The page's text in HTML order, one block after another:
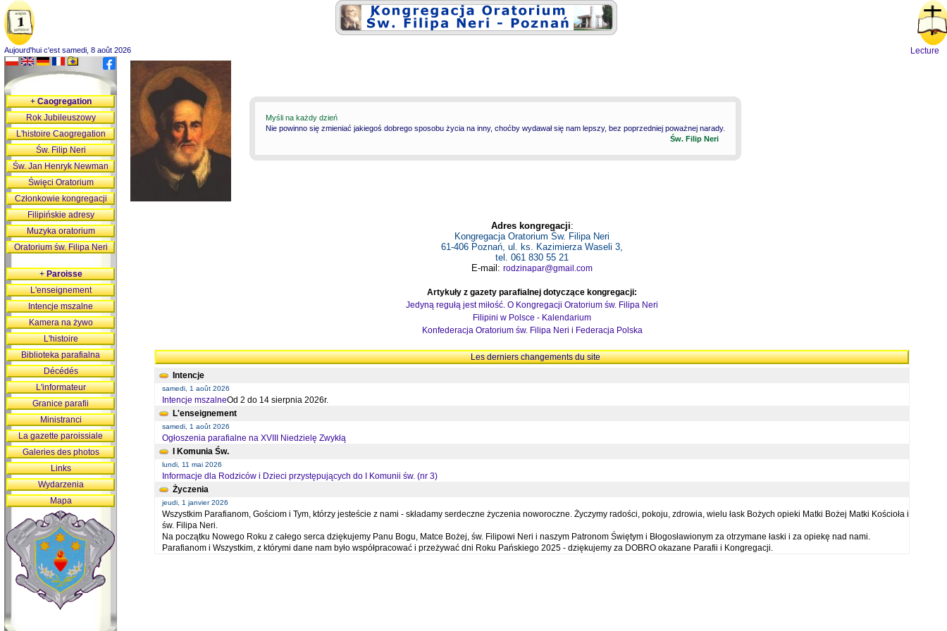
Aujourd'hui c'est samedi, 8 août 2026 Lecture
Myśli na każdy dzień
Nie powinno się zmieniać jakiegoś dobrego sposobu życia na inny, choćby wydawał się nam lepszy, bez poprzedniej poważnej narady.
Św. Filip Neri
Adres kongregacji:
Kongregacja Oratorium Św. Filipa Neri
61-406 Poznań, ul. ks. Kazimierza Waseli 3,
tel. 061 830 55 21
E-mail: rodzinapar@gmail.com
Artykuły z gazety parafialnej dotyczące kongregacji:
Jedyną regułą jest miłość. O Kongregacji Oratorium św. Filipa Neri
Filipini w Polsce - Kalendarium
Konfederacja Oratorium św. Filipa Neri i Federacja Polska
Les derniers changements du site
Intencje
samedi, 1 août 2026
Intencje mszalneOd 2 do 14 sierpnia 2026r.
L'enseignement
samedi, 1 août 2026
Ogłoszenia parafialne na XVIII Niedzielę Zwykłą
I Komunia Św.
lundi, 11 mai 2026
Informacje dla Rodziców i Dzieci przystępujących do I Komunii św. (nr 3)
Życzenia
jeudi, 1 janvier 2026
Wszystkim Parafianom, Gościom i Tym, którzy jesteście z nami - składamy serdeczne życzenia noworoczne. Życzymy radości, pokoju, zdrowia, wielu łask Bożych opieki Matki Bożej Matki Kościoła i
św. Filipa Neri.
Na początku Nowego Roku z całego serca dziękujemy Panu Bogu, Matce Bożej, św. Filipowi Neri i naszym Patronom Świętym i Błogosławionym za otrzymane łaski i za opiekę nad nami.
Parafianom i Wszystkim, z którymi dane nam było współpracować i przeżywać dni Roku Pańskiego 2025 - dziękujemy za DOBRO okazane Parafii i Kongregacji.
+Caogregation
Rok Jubileuszowy
L'histoire Caogregation
Św. Filip Neri
Św. Jan Henryk Newman
Święci Oratorium
Członkowie kongregacji
Filipińskie adresy
Muzyka oratorium
Oratorium św. Filipa Neri
+Paroisse
L'enseignement
Intencje mszalne
Kamera na żywo
L'histoire
Biblioteka parafialna
Décédés
L'informateur
Granice parafii
Ministranci
La gazette paroissiale
Galeries des photos
Links
Wydarzenia
Mapa